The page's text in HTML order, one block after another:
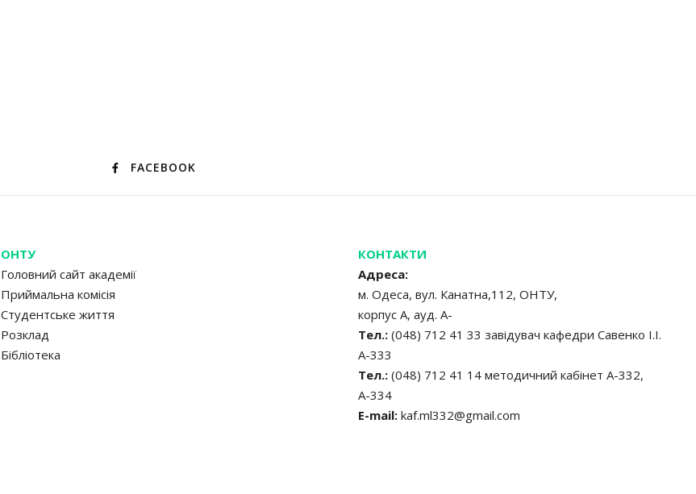
FACEBOOK
ОНТУ
Головний сайт академії
Приймальна комісія
Студентське життя
Розклад
Бібліотека
КОНТАКТИ
Адреса:
м. Одеса, вул. Канатна,112, ОНТУ,
корпус А, ауд. А-
Тел.: (048) 712 41 33 завідувач кафедри Савенко І.І.
А-333
Тел.:(048) 712 41 14 методичний кабінет А-332,
А-334
E-mail:kaf.ml332@gmail.com